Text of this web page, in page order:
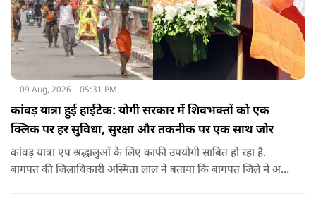
09 Aug, 2026 05:31 PM
कांवड़ यात्रा हुई हाईटेक: योगी सरकार में शिवभक्तों को एक
क्लिक पर हर सुविधा, सुरक्षा और तकनीक पर एक साथ जोर
कांवड़ यात्रा एप श्रद्धालुओं के लिए काफी उपयोगी साबित हो रहा है.
बागपत की जिलाधिकारी अस्मिता लाल ने बताया कि बागपत जिले में अब